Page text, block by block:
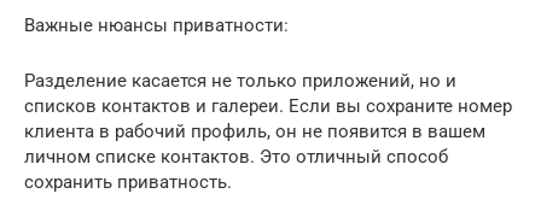
Важные нюансы приватности:
Разделение касается не только приложений, но и
списков контактов и галереи. Если вы сохраните номер
клиента в рабочий профиль, он не появится в вашем
личном списке контактов. Это отличный способ
сохранить приватность.